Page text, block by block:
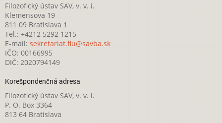
Filozofický ústav SAV, v. v. i.
Klemensova 19
811 09 Bratislava 1
Tel.: +4212 5292 1215
E-mail: sekretariat.fiu@savba.sk
IČO: 00166995
DIČ: 2020794149
Korešpondenčná adresa
Filozofický ústav SAV, v. v. i.
P. O. Box 3364
813 64 Bratislava